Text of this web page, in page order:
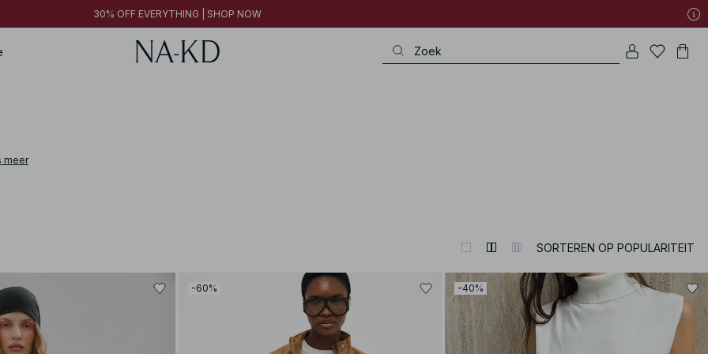
30% OFF EVERYTHING | SHOP NOW
FINAL SALE | SHOP NOW
30% OFF EVERYTHING | SHOP NOW
leather, cashmere, alpaca wool, and linen. From pieces designed to elevate every special occasion to refined wardrobe heroes – all with that
meer
SORTEREN OP POPULARITEIT
-60% -40%